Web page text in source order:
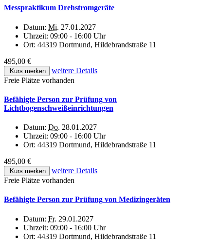
Messpraktikum Drehstromgeräte
Datum: Mi. 27.01.2027
Uhrzeit: 09:00 - 16:00 Uhr
Ort: 44319 Dortmund, Hildebrandstraße 11
495,00 €
Kurs merken
weitere Details
Freie Plätze vorhanden
Befähigte Person zur Prüfung von
Lichtbogenschweißeinrichtungen
Datum: Do. 28.01.2027
Uhrzeit: 09:00 - 16:00 Uhr
Ort: 44319 Dortmund, Hildebrandstraße 11
495,00 €
Kurs merken
weitere Details
Freie Plätze vorhanden
Befähigte Person zur Prüfung von Medizingeräten
Datum: Fr. 29.01.2027
Uhrzeit: 09:00 - 16:00 Uhr
Ort: 44319 Dortmund, Hildebrandstraße 11